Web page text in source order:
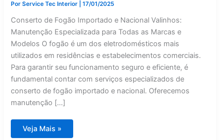
PorService Tec Interior |17/01/2025
Conserto de Fogão Importado e Nacional Valinhos:
Manutenção Especializada para Todas as Marcas e
Modelos O fogão é um dos eletrodomésticos mais
utilizados em residências e estabelecimentos comerciais.
Para garantir seu funcionamento seguro e eficiente, é
fundamental contar com serviços especializados de
conserto de fogão importado e nacional. Oferecemos
manutenção […]
Conserto
de
Veja Mais »